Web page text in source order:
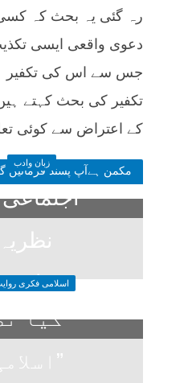
رہ گئی یہ بحث کہ
دعوی واقعی ایسی
جس سے اس کی تکفیر
تکفیر کی بحث کہتے
کے اعتراض سے کوئی
مکمن ہےآپ پسند فرمائیں
زبان وادب
سیاسی
اسلامی فکری
کیا